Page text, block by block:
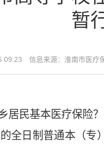
暂
09:23 信息来源：淮南市医疗
居民基本医疗保险？
全日制普通本（专